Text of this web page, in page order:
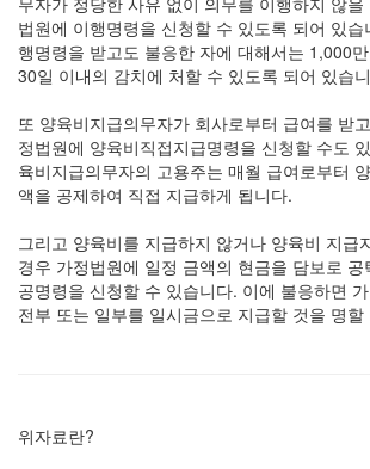
법원에 이행명령을 신청할 수 있도록 되어 있
행명령을 받고도 불응한 자에 대해서는 1,000
30일 이내의 감치에 처할 수 있도록 되어 있습
또 양육비지급의무자가 회사로부터 급여를 받
정법원에 양육비직접지급명령을 신청할 수도
육비지급의무자의 고용주는 매월 급여로부터
액을 공제하여 직접 지급하게 됩니다.
그리고 양육비를 지급하지 않거나 양육비 지급
경우 가정법원에 일정 금액의 현금을 담보로 공
공명령을 신청할 수 있습니다. 이에 불응하면
전부 또는 일부를 일시금으로 지급할 것을 명할
위자료란?